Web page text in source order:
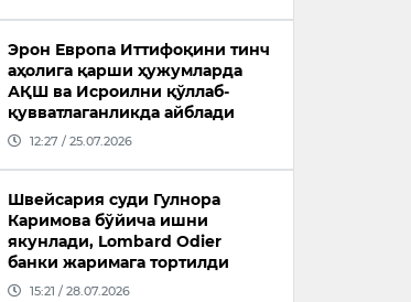
Эрон Европа Иттифоқини тинч
аҳолига қарши ҳужумларда
АҚШ ва Исроилни қўллаб-
қувватлаганликда айблади
12:27 / 25.07.2026
Швейсария суди Гулнора
Каримова бўйича ишни
якунлади, Lombard Odier
банки жаримага тортилди
15:21 / 28.07.2026